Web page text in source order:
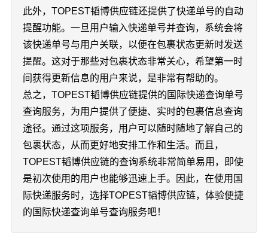
此外，TOPEST韬博供应链还提供了快递单号的自动
提醒功能。一旦用户输入快递单号并查询，系统会将
该快递单号与用户关联，以便在包裹状态更新时发送
提醒。这对于那些对包裹状态非常关心，希望第一时
间获得更新信息的用户来说，是非常有帮助的。
总之，TOPEST韬博供应链提供的国际快递查询单号
查询服务，为用户提供了便捷、实时的包裹信息查询
途径。通过这项服务，用户可以随时随地了解自己的
包裹状态，从而更好地安排工作和生活。而且，
TOPEST韬博供应链的查询系统非常简单易用，即使
是初次使用的用户也能够迅速上手。因此，在使用国
际快递服务时，选择TOPEST韬博供应链，体验便捷
的国际快递查询单号查询服务吧！